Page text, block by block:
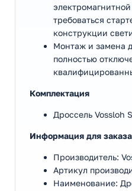
требоваться
конструкции
Монтаж и замена
полностью
Комплектация
Дроссель Vossloh
Информация для заказа
Производитель:
Артикул
Наименование: